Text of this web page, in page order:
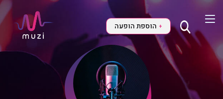
+ הוספת הופעה